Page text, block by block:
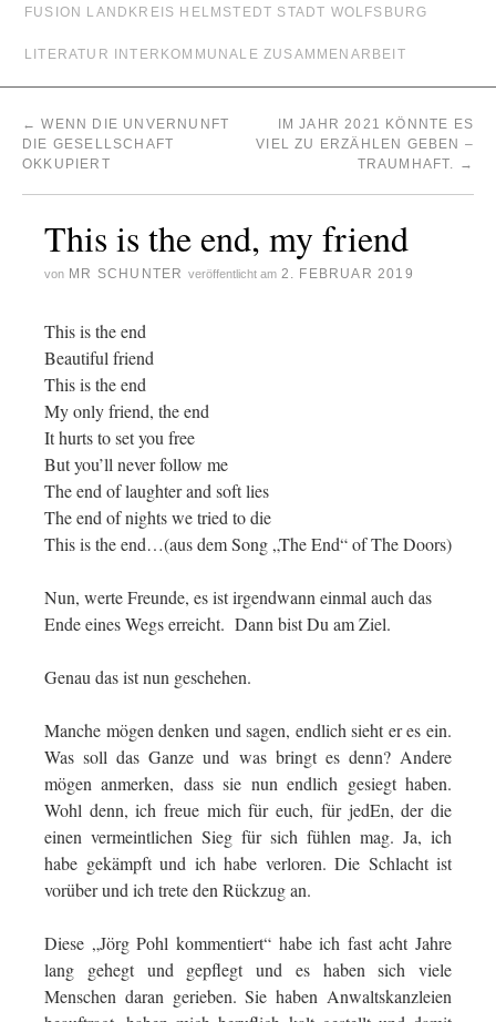
FUSION LANDKREIS HELMSTEDT STADT WOLFSBURG
LITERATUR INTERKOMMUNALE ZUSAMMENARBEIT
← WENN DIE UNVERNUNFT
DIE GESELLSCHAFT
OKKUPIERT
IM JAHR 2021 KÖNNTE ES
VIEL ZU ERZÄHLEN GEBEN –
TRAUMHAFT. →
This is the end, my friend
von MR SCHUNTER veröffentlicht am 2. FEBRUAR 2019
This is the end
Beautiful friend
This is the end
My only friend, the end
It hurts to set you free
But you’ll never follow me
The end of laughter and soft lies
The end of nights we tried to die
This is the end…(aus dem Song „The End“ of The Doors)
Nun, werte Freunde, es ist irgendwann einmal auch das
Ende eines Wegs erreicht. Dann bist Du am Ziel.
Genau das ist nun geschehen.
Manche mögen denken und sagen, endlich sieht er es ein.
Was soll das Ganze und was bringt es denn? Andere
mögen anmerken, dass sie nun endlich gesiegt haben.
Wohl denn, ich freue mich für euch, für jedEn, der die
einen vermeintlichen Sieg für sich fühlen mag. Ja, ich
habe gekämpft und ich habe verloren. Die Schlacht ist
vorüber und ich trete den Rückzug an.
Diese „Jörg Pohl kommentiert“ habe ich fast acht Jahre
lang gehegt und gepflegt und es haben sich viele
Menschen daran gerieben. Sie haben Anwaltskanzleien